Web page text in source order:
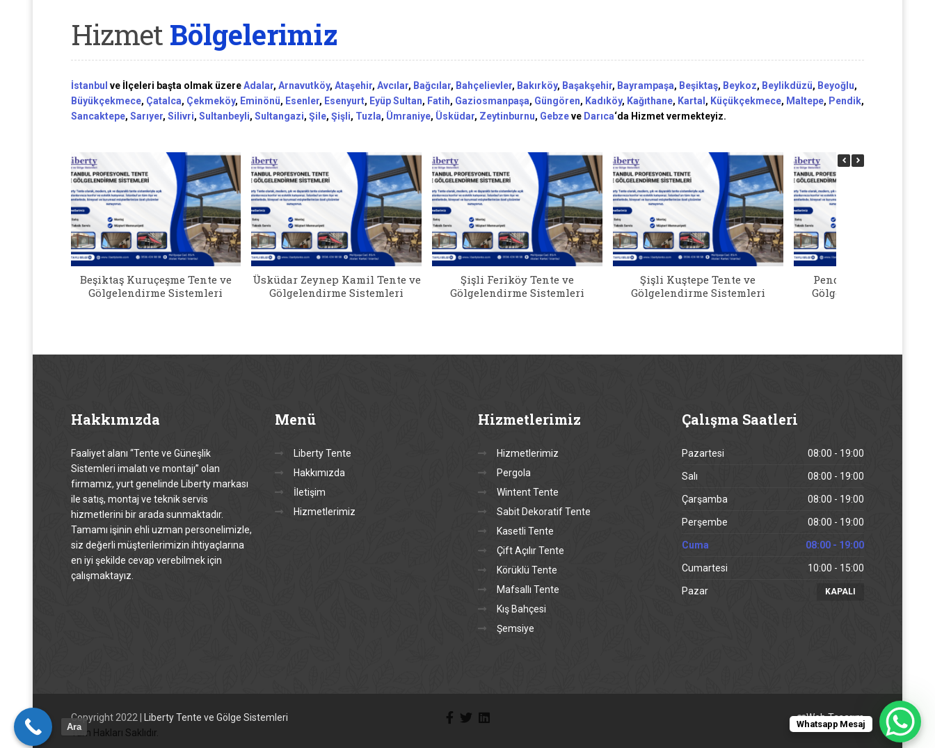
Hizmet Bölgelerimiz
İstanbul ve İlçeleri başta olmak üzereAdalar, Arnavutköy, Ataşehir, Avcılar, Bağcılar, Bahçelievler, Bakırköy, Başakşehir, Bayrampaşa, Beşiktaş, Beykoz, Beylikdüzü, Beyoğlu,
Büyükçekmece, Çatalca, Çekmeköy, Eminönü, Esenler, Esenyurt, Eyüp Sultan, Fatih, Gaziosmanpaşa, Güngören, Kadıköy, Kağıthane, Kartal , Küçükçekmece, Maltepe, Pendik,
Sancaktepe, Sarıyer, Silivri, Sultanbeyli, Sultangazi, Şile, Şişli, Tuzla, Ümraniye, Üsküdar, Zeytinburnu, Gebzeve Darıca‘da Hizmet vermekteyiz.
Beşiktaş Kuruçeşme Tente ve
Gölgelendirme Sistemleri
Üsküdar Zeynep Kamil Tente ve
Gölgelendirme Sistemleri
Şişli Feriköy Tente ve
Gölgelendirme Sistemleri
Şişli Kuştepe Tente ve
Gölgelendirme Sistemleri
Pendik Kurtköy Tente
Gölgelendirme
Hakkımızda
Faaliyet alanı “Tente ve Güneşlik
Sistemleri imalatı ve montajı” olan
firmamız, yurt genelinde Liberty markası
ile satış, montaj ve teknik servis
hizmetlerini bir arada sunmaktadır.
Tamamı işinin ehli uzman personelimizle,
siz değerli müşterilerimizin ihtiyaçlarına
en iyi şekilde cevap verebilmek için
çalışmaktayız.
Menü
Liberty Tente
Hakkımızda
İletişim
Hizmetlerimiz
Hizmetlerimiz
Hizmetlerimiz
Pergola
Wintent Tente
Sabit Dekoratif Tente
Kasetli Tente
Çift Açılır Tente
Körüklü Tente
Mafsallı Tente
Kış Bahçesi
Şemsiye
Çalışma Saatleri
Pazartesi 08:00 - 19:00
Salı 08:00 - 19:00
Çarşamba 08:00 - 19:00
Perşembe 08:00 - 19:00
Cuma 08:00 - 19:00
Cumartesi 10:00 - 15:00
Pazar KAPALI
Copyright 2022 |
Liberty Tente ve Gölge Sistemleri
Tüm Hakları Saklıdır.
❤️Web Tasarım
Whatsapp Mesaj
Ara